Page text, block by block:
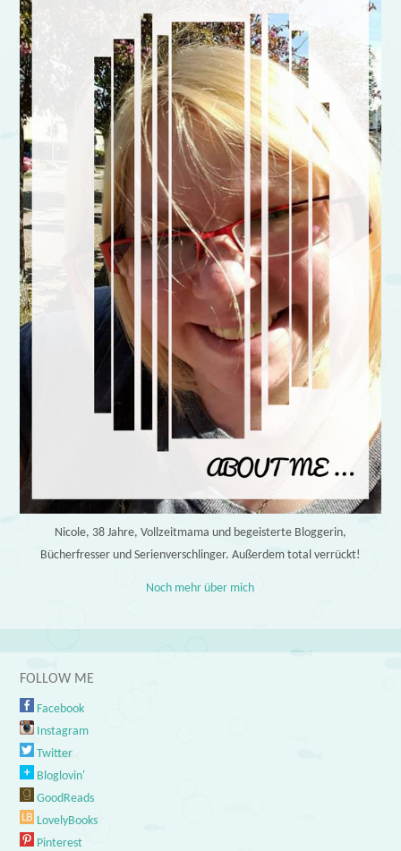
Nicole, 38 Jahre, Vollzeitmama und begeisterte Bloggerin,
Bücherfresser und Serienverschlinger. Außerdem total verrückt!
Noch mehr über mich
FOLLOW ME
Facebook
Instagram
Twitter
Bloglovin'
GoodReads
LovelyBooks
Pinterest